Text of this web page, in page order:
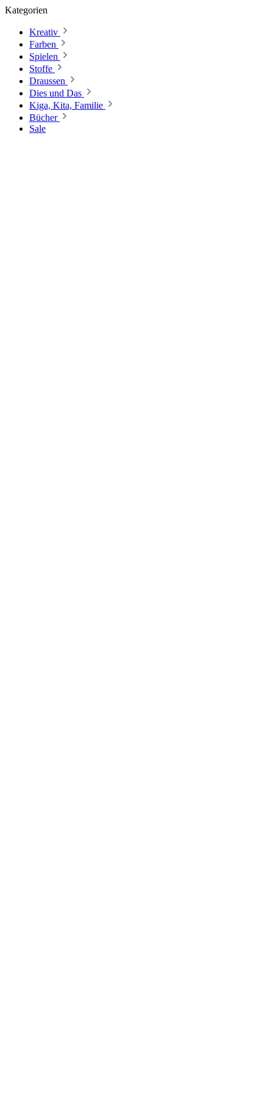
Kategorien
Kreativ
Farben
Spielen
Stoffe
Draussen
Dies und Das
Kiga, Kita, Familie
Bücher
Sale